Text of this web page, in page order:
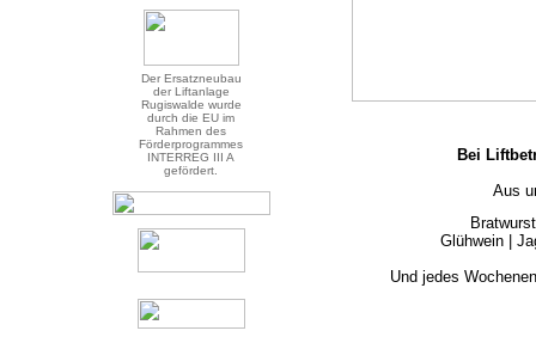
Der Ersatzneubau
der Liftanlage
Rugiswalde wurde
durch die EU im
Rahmen des
Förderprogrammes
INTERREG III A
gefördert.
Bei
Aus
Glühwein |
Und jedes